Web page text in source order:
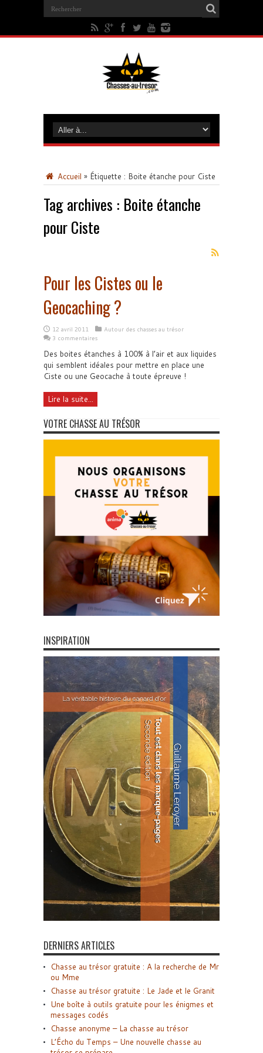
Accueil » Étiquette : Boite étanche pour Ciste
Tag archives : Boite étanche
pour Ciste
Pour les Cistes ou le
Geocaching ?
12 avril 2011
Autour des chasses au trésor
3 commentaires
Des boites étanches à 100% à l’air et aux liquides
qui semblent idéales pour mettre en place une
Ciste ou une Geocache à toute épreuve !
Lire la suite...
VOTRE CHASSE AU TRÉSOR
INSPIRATION
DERNIERS ARTICLES
Chasse au trésor gratuite : A la recherche de Mr
ou Mme
Chasse au trésor gratuite : Le Jade et le Granit
Une boîte à outils gratuite pour les énigmes et
messages codés
Chasse anonyme – La chasse au trésor
L’Écho du Temps – Une nouvelle chasse au